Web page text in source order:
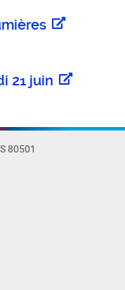
21 juin
80501